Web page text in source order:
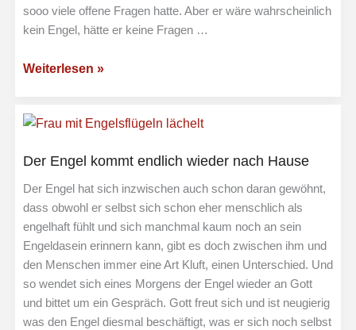
sooo viele offene Fragen hatte. Aber er wäre wahrscheinlich
kein Engel, hätte er keine Fragen …
Der
die
Aufklärung
Weiterlesen »
Der Engel kommt endlich wieder nach Hause
Der Engel hat sich inzwischen auch schon daran gewöhnt,
dass obwohl er selbst sich schon eher menschlich als
engelhaft fühlt und sich manchmal kaum noch an sein
Engeldasein erinnern kann, gibt es doch zwischen ihm und
den Menschen immer eine Art Kluft, einen Unterschied. Und
so wendet sich eines Morgens der Engel wieder an Gott
und bittet um ein Gespräch. Gott freut sich und ist neugierig
was den Engel diesmal beschäftigt, was er sich noch selbst